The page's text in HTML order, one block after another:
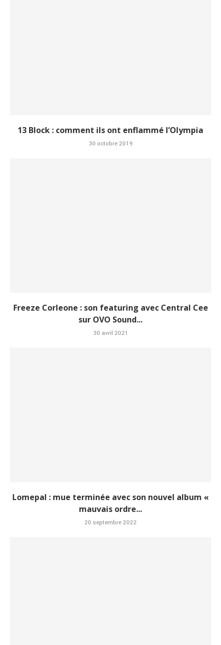
13 Block : comment ils ont enflammé l’Olympia
30 octobre 2019
Freeze Corleone : son featuring avec Central Cee
sur OVO Sound...
30 avril 2021
Lomepal : mue terminée avec son nouvel album «
mauvais ordre...
20 septembre 2022